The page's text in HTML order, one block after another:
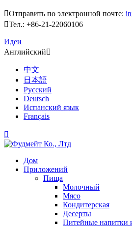
Отправить по электронной почте:
Тел.: +86-21-22060106
Идеи
Английский
中文
日本語
Русский
Deutsch
Испанский язык
Français

Дом
Приложений
Пища
Молочный
Мясо
Кондитерская
Десерты
Питейные напитки